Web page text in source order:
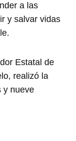
a las
y salvar vidas
Estatal de
realizó la
y nueve